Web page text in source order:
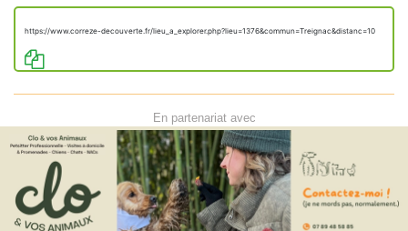
https://www.correze-decouverte.fr/lieu_a_explorer.php?lieu=1376&commun=Treignac&distanc=10
En partenariat avec